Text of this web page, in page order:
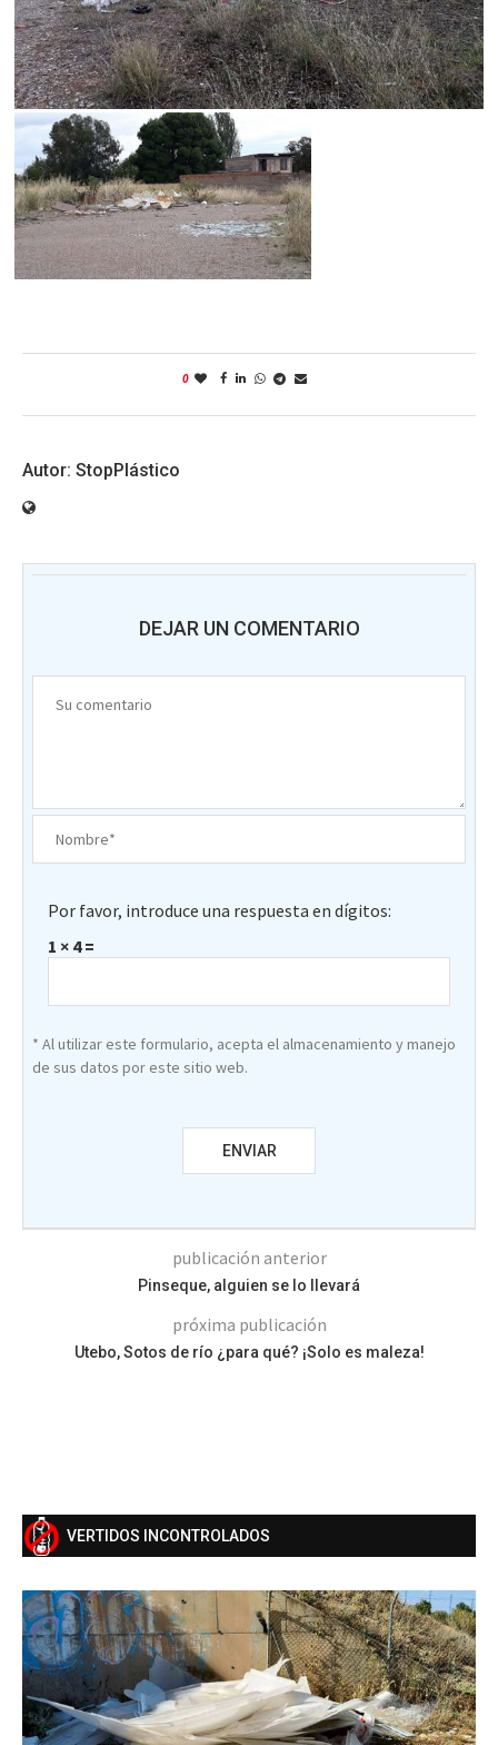
0
StopPlástico
DEJAR UN COMENTARIO
Por favor, introduce una respuesta en dígitos:
1 × 4 =
* Al utilizar este formulario, acepta el almacenamiento y manejo
de sus datos por este sitio web.
publicación anterior
Pinseque, alguien se lo llevará
próxima publicación
Utebo, Sotos de río ¿para qué? ¡Solo es maleza!
VERTIDOS INCONTROLADOS